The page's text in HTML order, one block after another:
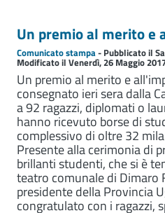
Un premio al merito e
Comunicato stampa- Pubblicato il
Modificato il Venerdì, 26 Maggio
Un premio al merito e
consegnato ieri sera dalla
a 92 ragazzi, diplomati o
hanno ricevuto borse di
complessivo di oltre 32
Presente alla cerimonia di
brillanti studenti, che si è
teatro comunale di Dimaro
presidente della Provincia
congratulato con i ragazzi,